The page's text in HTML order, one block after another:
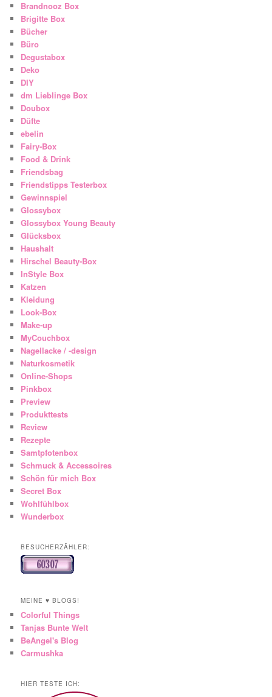
Brandnooz Box
Brigitte Box
Bücher
Büro
Degustabox
Deko
DIY
dm Lieblinge Box
Doubox
Düfte
ebelin
Fairy-Box
Food & Drink
Friendsbag
Friendstipps Testerbox
Gewinnspiel
Glossybox
Glossybox Young Beauty
Glücksbox
Haushalt
Hirschel Beauty-Box
InStyle Box
Katzen
Kleidung
Look-Box
Make-up
MyCouchbox
Nagellacke / -design
Naturkosmetik
Online-Shops
Pinkbox
Preview
Produkttests
Review
Rezepte
Samtpfotenbox
Schmuck & Accessoires
Schön für mich Box
Secret Box
Wohlfühlbox
Wunderbox
BESUCHERZÄHLER:
MEINE ♥ BLOGS!
Colorful Things
Tanjas Bunte Welt
BeAngel's Blog
Carmushka
HIER TESTE ICH: